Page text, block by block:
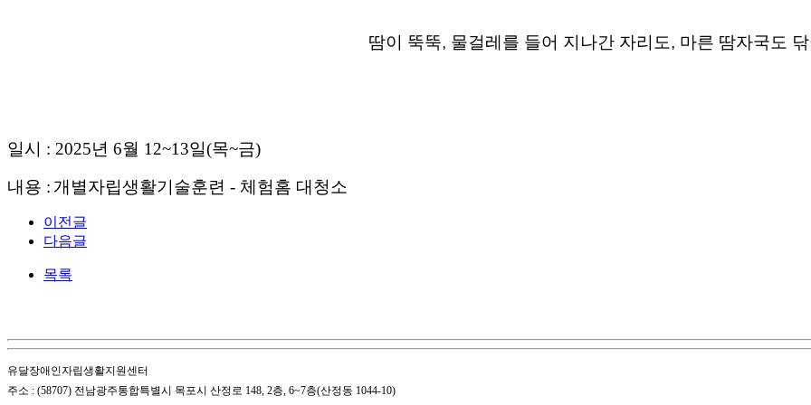
땀이 뚝뚝, 물걸레를 들어 지나간 자리도, 마른 땀자국도
일시 : 2025년 6월 12~13일(목~금)
내용 : 개별자립생활기술훈련 - 체험홈 대청소
이전글
다음글
목록
유달장애인자립생활지원센터
주소 : (58707) 전남광주통합특별시 목포시 산정로 148, 2층, 6~7층(산정동 1044-10)